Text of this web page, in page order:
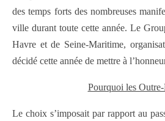
des temps forts des nombreuses
ville durant toute cette année. Le
Havre et de Seine-Maritime,
décidé cette année de mettre à
Pourquoi les
Le choix s’imposait par rapport au